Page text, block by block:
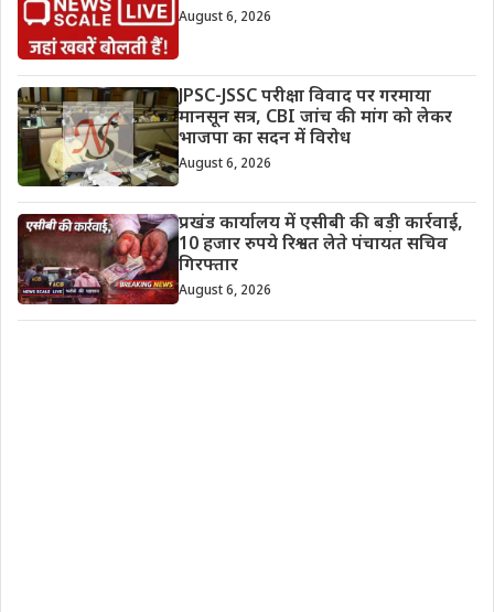
August 6, 2026
JPSC-JSSC परीक्षा विवाद पर गरमाया
मानसून सत्र, CBI जांच की मांग को लेकर
भाजपा का सदन में विरोध
August 6, 2026
प्रखंड कार्यालय में एसीबी की बड़ी कार्रवाई,
10 हजार रुपये रिश्वत लेते पंचायत सचिव
गिरफ्तार
August 6, 2026